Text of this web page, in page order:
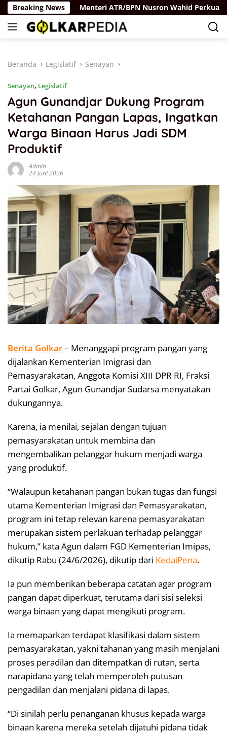
Langsung
ke
konten
Breaking News
Rus Menteri ATR/BPN Nusron Wahid Perkuat
Beranda Legislatif Senayan
Senayan, Legislatif
Agun Gunandjar Dukung Program
Ketahanan Pangan Lapas, Ingatkan
Warga Binaan Harus Jadi SDM
Produktif
Admin
24 Juni 2026
Berita Golkar– Menanggapi program pangan yang
dijalankan Kementerian Imigrasi dan
Pemasyarakatan, Anggota Komisi XIII DPR RI, Fraksi
Partai Golkar, Agun Gunandjar Sudarsa menyatakan
dukungannya.
Karena, ia menilai, sejalan dengan tujuan
pemasyarakatan untuk membina dan
mengembalikan pelanggar hukum menjadi warga
yang produktif.
“Walaupun ketahanan pangan bukan tugas dan fungsi
utama Kementerian Imigrasi dan Pemasyarakatan,
program ini tetap relevan karena pemasyarakatan
merupakan sistem perlakuan terhadap pelanggar
hukum,” kata Agun dalam FGD Kementerian Imipas,
dikutip Rabu (24/6/2026), dikutip dari KedaiPena.
Ia pun memberikan beberapa catatan agar program
pangan dapat diperkuat, terutama dari sisi seleksi
warga binaan yang dapat mengikuti program.
Ia memaparkan terdapat klasifikasi dalam sistem
pemasyarakatan, yakni tahanan yang masih menjalani
proses peradilan dan ditempatkan di rutan, serta
narapidana yang telah memperoleh putusan
pengadilan dan menjalani pidana di lapas.
“Di sinilah perlu penanganan khusus kepada warga
binaan karena mereka setelah dijatuhi pidana tidak